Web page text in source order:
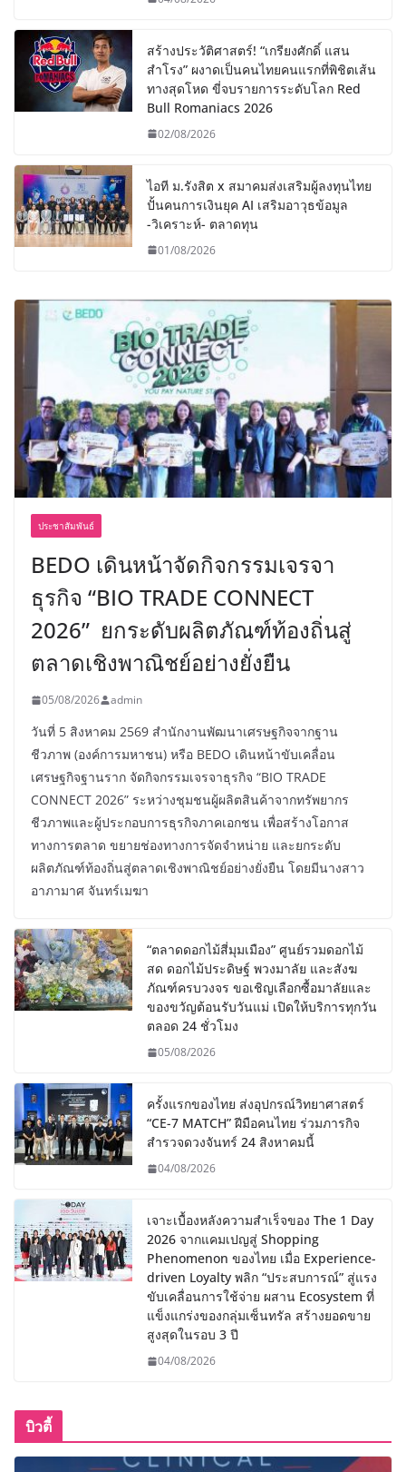
สร้างประวัติศาสตร์! “เกรียงศักดิ์ แสน
สำโรง” ผงาดเป็นคนไทยคนแรกที่พิชิตเส้น
ทางสุดโหด ขี่จบรายการระดับโลก Red
Bull Romaniacs 2026
02/08/2026
ไอที ม.รังสิต x สมาคมส่งเสริมผู้ลงทุนไทย
ปั้นคนการเงินยุค AI เสริมอาวุธข้อมูล
-วิเคราะห์- ตลาดทุน
01/08/2026
ประชาสัมพันธ์
BEDO เดินหน้าจัดกิจกรรมเจรจา
ธุรกิจ “BIO TRADE CONNECT
2026” ยกระดับผลิตภัณฑ์ท้องถิ่นสู่
ตลาดเชิงพาณิชย์อย่างยั่งยืน
05/08/2026 admin
วันที่ 5 สิงหาคม 2569 สำนักงานพัฒนาเศรษฐกิจจากฐาน
ชีวภาพ (องค์การมหาชน) หรือ BEDO เดินหน้าขับเคลื่อน
เศรษฐกิจฐานราก จัดกิจกรรมเจรจาธุรกิจ “BIO TRADE
CONNECT 2026” ระหว่างชุมชนผู้ผลิตสินค้าจากทรัพยากร
ชีวภาพและผู้ประกอบการธุรกิจภาคเอกชน เพื่อสร้างโอกาส
ทางการตลาด ขยายช่องทางการจัดจำหน่าย และยกระดับ
ผลิตภัณฑ์ท้องถิ่นสู่ตลาดเชิงพาณิชย์อย่างยั่งยืน โดยมีนางสาว
อาภามาศ จันทร์เมฆา
“ตลาดดอกไม้สี่มุมเมือง” ศูนย์รวมดอกไม้
สด ดอกไม้ประดิษฐ์ พวงมาลัย และสังฆ
ภัณฑ์ครบวงจร ขอเชิญเลือกซื้อมาลัยและ
ของขวัญต้อนรับวันแม่ เปิดให้บริการทุกวัน
ตลอด 24 ชั่วโมง
05/08/2026
ครั้งแรกของไทย ส่งอุปกรณ์วิทยาศาสตร์
“CE-7 MATCH” ฝีมือคนไทย ร่วมภารกิจ
สำรวจดวงจันทร์ 24 สิงหาคมนี้
04/08/2026
เจาะเบื้องหลังความสำเร็จของ The 1 Day
2026 จากแคมเปญสู่ Shopping
Phenomenon ของไทย เมื่อ Experience-
driven Loyalty พลิก “ประสบการณ์” สู่แรง
ขับเคลื่อนการใช้จ่าย ผสาน Ecosystem ที่
แข็งแกร่งของกลุ่มเซ็นทรัล สร้างยอดขาย
สูงสุดในรอบ 3 ปี
04/08/2026
บิวตี้